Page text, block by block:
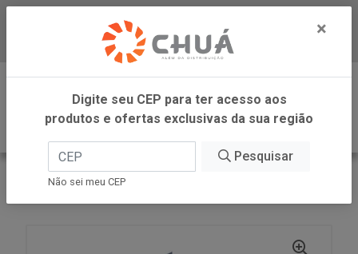
Baixe já nosso APP
0
INÍCIO
LINEA ALIMENTOS
×
Digite seu CEP para ter acesso aos
produtos e ofertas exclusivas da sua região
Pesquisar
Não sei meu CEP